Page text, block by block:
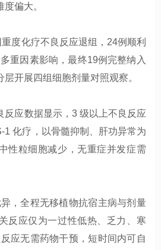
偏大。
度化疗不良反应退组，24例顺利
重因素影响，最终19例完整纳入
开展四组细胞剂量对照观察。
反应数据显示，3 级以上不良反应
1 化疗，以骨髓抑制、肝功异常为
性粒细胞减少，无重症并发症需
，全程无移植物抗宿主病与剂量
反应仅为一过性低热、乏力、寒
应无需药物干预，短时间内可自